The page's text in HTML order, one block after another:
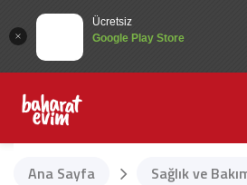
Ücretsiz
Google Play Store
Ana Sayfa
Sağlık ve